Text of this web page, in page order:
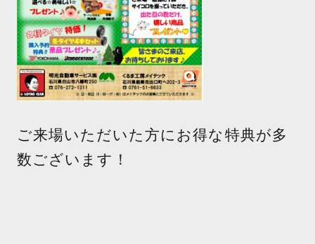
ご来場いただいた方にお得な特典が多
数ございます！